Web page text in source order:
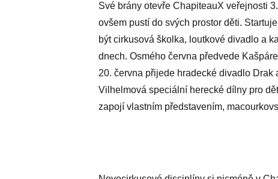
Své brány otevře ChapiteauX veřejnosti
ovšem pustí do svých prostor děti.
být cirkusová školka, loutkové divadlo a
dnech. Osmého června předvede
20. června přijede hradecké divadlo
Vilhelmová speciální herecké dílny pro
zapojí vlastním představením,